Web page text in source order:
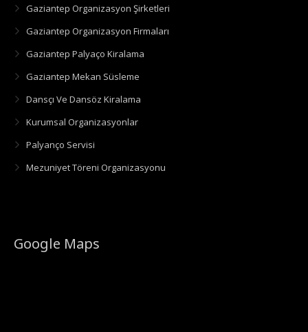
Gaziantep Organizasyon Şirketleri
Gaziantep Organizasyon Firmaları
Gaziantep Palyaço Kiralama
Gaziantep Mekan Süsleme
Dansçı Ve Dansöz Kiralama
Kurumsal Organizasyonlar
Palyanço Servisi
Mezuniyet Töreni Organizasyonu
Google Maps